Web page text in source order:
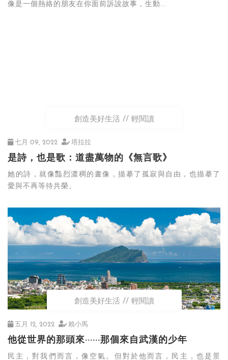
像是一個熱絡的朋友在你面前訴說故事，生動...
創造美好生活 輕閱讀
七月 09, 2022 塔拉拉
是詩，也是歌：道盡萬物的《無言歌》
她的詩，就像豔烈濃稠的畫像，描摹了孤寂與自由，也描摹了
愛與不再等待共榮。
創造美好生活 輕閱讀
五月 12, 2022 賴小馬
他從世界的那頭來······那個來自武漢的少年
民主，對我們而言，像空氣。但對於他而言，民主，也是景